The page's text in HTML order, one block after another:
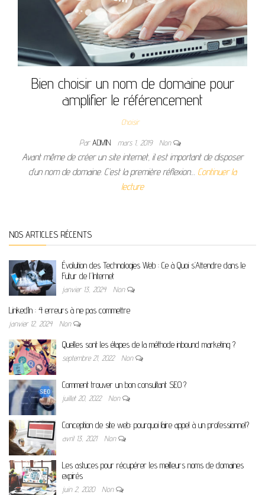
Bien choisir un nom de domaine pour
amplifier le référencement
Choisir
ParADMIN mars 1, 2019 Non
Avant même de créer un site internet, il est important de disposer
d’un nom de domaine. C’est la première réflexion… Continuer la
lecture
NOS ARTICLES RÉCENTS
Évolution des Technologies Web : Ce à Quoi s’Attendre dans le
Futur de l’Internet
janvier 13, 2024 Non
LinkedIn : 4 erreurs à ne pas commettre
janvier 12, 2024 Non
Quelles sont les étapes de la méthode inbound marketing ?
septembre 21, 2022 Non
Comment trouver un bon consultant SEO ?
juillet 20, 2022 Non
Conception de site web: pourquoi faire appel à un professionnel?
avril 13, 2021 Non
Les astuces pour récupérer les meilleurs noms de domaines
expirés
juin 2, 2020 Non